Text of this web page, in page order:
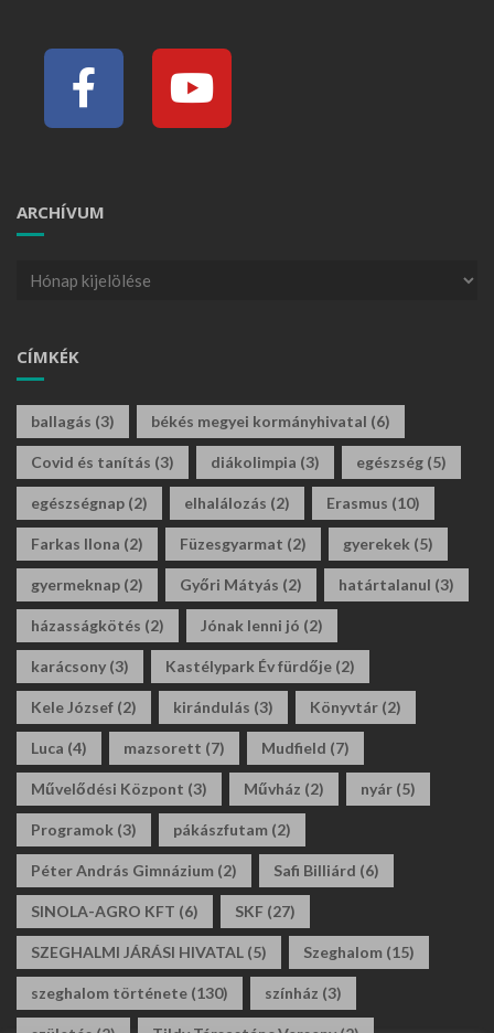
ARCHÍVUM
CÍMKÉK
ballagás (3) békés megyei kormányhivatal (6)
Covid és tanítás (3) diákolimpia (3) egészség (5)
egészségnap (2) elhalálozás (2) Erasmus (10)
Farkas Ilona (2) Füzesgyarmat (2) gyerekek (5)
gyermeknap (2) Győri Mátyás (2) határtalanul (3)
házasságkötés (2) Jónak lenni jó (2)
karácsony (3) Kastélypark Év fürdője (2)
Kele József (2) kirándulás (3) Könyvtár (2)
Luca (4) mazsorett (7) Mudfield (7)
Művelődési Központ (3) Művház (2) nyár (5)
Programok (3) pákászfutam (2)
Péter András Gimnázium (2) Safi Billiárd (6)
SINOLA-AGRO KFT (6) SKF (27)
SZEGHALMI JÁRÁSI HIVATAL (5) Szeghalom (15)
szeghalom története (130) színház (3)